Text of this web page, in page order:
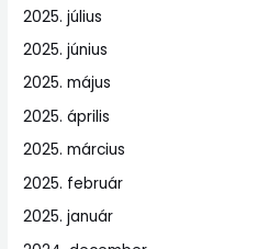
2025. július
2025. június
2025. május
2025. április
2025. március
2025. február
2025. január